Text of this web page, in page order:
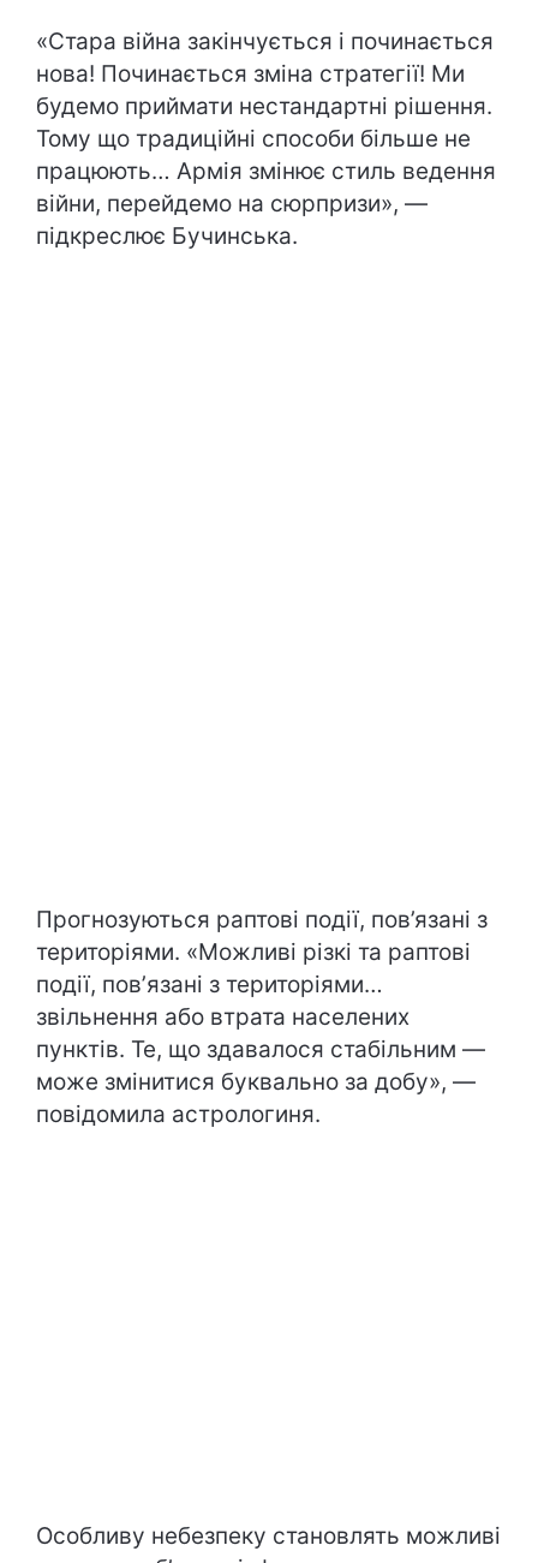
«Стара війна закінчується і починається
нова! Починається зміна стратегії! Ми
будемо приймати нестандартні рішення.
Тому що традиційні способи більше не
працюють… Армія змінює стиль ведення
війни, перейдемо на сюрпризи», —
підкреслює Бучинська.
Прогнозуються раптові події, пов’язані з
територіями. «Можливі різкі та раптові
події, повʼязані з територіями…
звільнення або втрата населених
пунктів. Те, що здавалося стабільним —
може змінитися буквально за добу», —
повідомила астрологиня.
Особливу небезпеку становлять можливі